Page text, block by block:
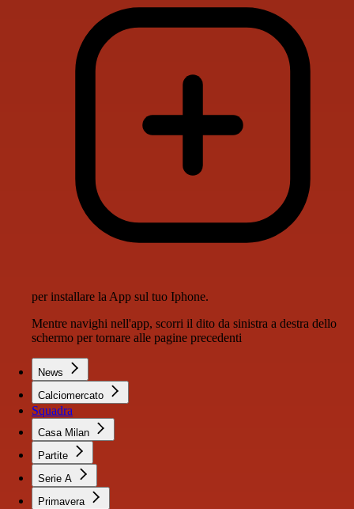
per installare la App sul tuo Iphone.
Mentre navighi nell'app, scorri il dito da sinistra a destra dello
schermo per tornare alle pagine precedenti
News
Calciomercato
Squadra
Casa Milan
Partite
Serie A
Primavera